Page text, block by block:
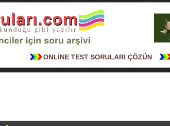
ONLİNE TEST SORULARI ÇÖZÜN